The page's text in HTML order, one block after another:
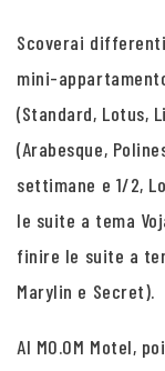
Scoverai
mini-
(Standard, Lotus,
(Arabesque,
settimane e 1/2,
le suite a tema
finire le suite a
Marylin e Secret).
Al MO.OM Motel,